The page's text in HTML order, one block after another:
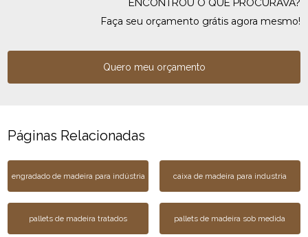
ENCONTROU O QUE PROCURAVA?
Faça seu orçamento grátis agora mesmo!
Quero meu orçamento
Páginas Relacionadas
engradado de madeira para indústria caixa de madeira para industria
pallets de madeira tratados pallets de madeira sob medida